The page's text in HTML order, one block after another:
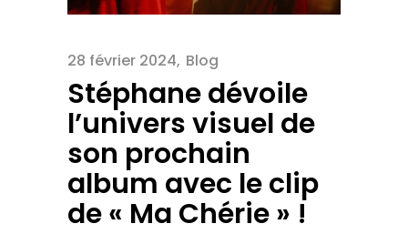
28 février 2024 Blog
Stéphane dévoile
l’univers visuel de
son prochain
album avec le clip
de « Ma Chérie » !